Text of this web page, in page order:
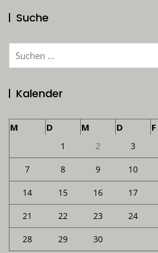
Suche
Suchen
Kalender
M D M D F
1 2 3
7 8 9 10
14 15 16 17
21 22 23 24
28 29 30